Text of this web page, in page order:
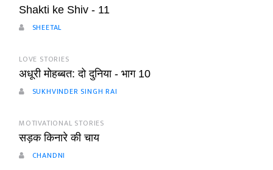
Shakti ke Shiv - 11
SHEETAL
LOVE STORIES
अधूरी मोहब्बत: दो दुनिया - भाग 10
SUKHVINDER SINGH RAI
MOTIVATIONAL STORIES
सड़क किनारे की चाय
CHANDNI